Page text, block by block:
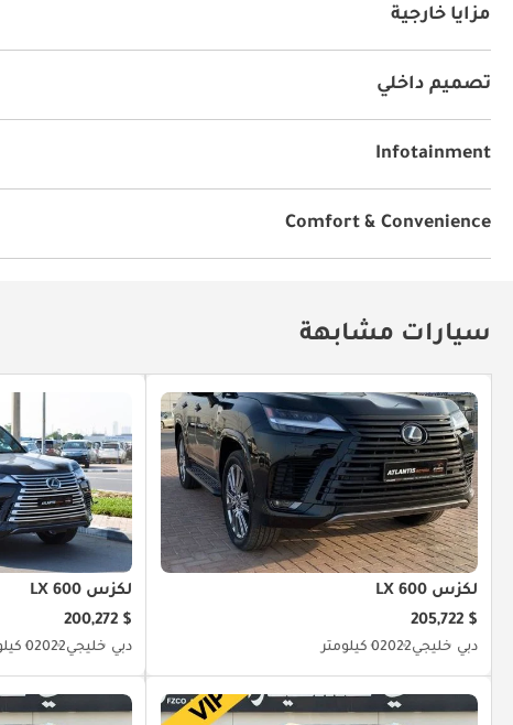
نظام التنبيه عند الانطلاق
مزايا خارجية
تصميم داخلي
Infotainment
Comfort & Convenience
سيارات مشابهة
لكزس LX 600
$ 205,722
دبي خليجي20220 كيلومتر
لكزس LX 600
$ 200,272
دبي خليجي20220 كيلومتر